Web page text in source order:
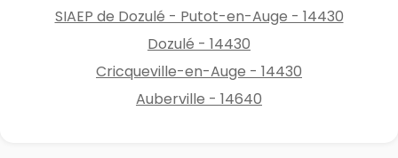
SIAEP de Dozulé - Putot-en-Auge - 14430
Dozulé - 14430
Cricqueville-en-Auge - 14430
Auberville - 14640